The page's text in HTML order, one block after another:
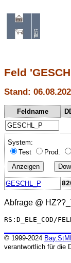
Feld
Stand:
Feldname
System:
Test
Prod.
GESCHL_P
Abfrage @
RS:D_ELE_COD/
© 1999-2024
verantwortlich für die